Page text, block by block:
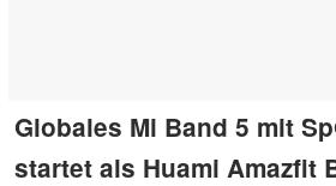
Globales Mi Band 5 mit
startet als Huami Amazfit